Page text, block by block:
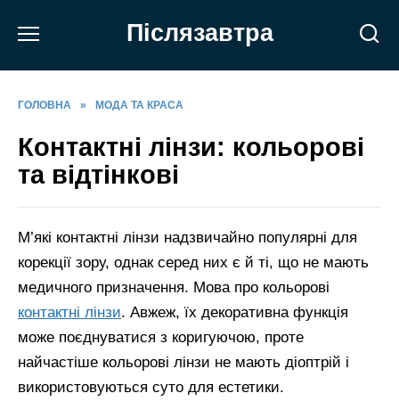
Післязавтра
ГОЛОВНА » МОДА ТА КРАСА
Контактні лінзи: кольорові
та відтінкові
М’які контактні лінзи надзвичайно популярні для
корекції зору, однак серед них є й ті, що не мають
медичного призначення. Мова про кольорові
контактні лінзи. Авжеж, їх декоративна функція
може поєднуватися з коригуючою, проте
найчастіше кольорові лінзи не мають діоптрій і
використовуються суто для естетики.